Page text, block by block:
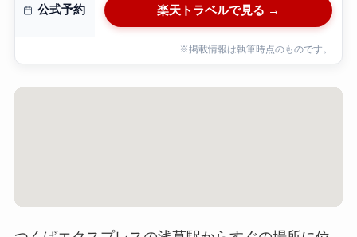
公式予約 楽天トラベルで見る →
※掲載情報は執筆時点のものです。